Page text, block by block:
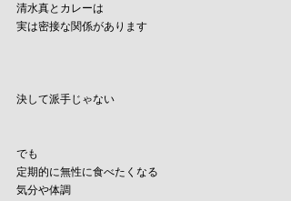
清水真とカレーは
実は密接な関係があります
決して派手じゃない
でも
定期的に無性に食べたくなる
気分や体調